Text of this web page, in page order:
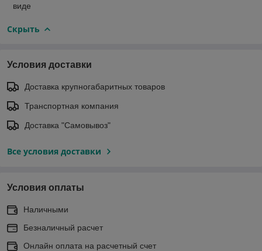
виде
Скрыть
Условия доставки
Доставка крупногабаритных товаров
Транспортная компания
Доставка "Самовывоз"
Все условия доставки
Условия оплаты
Наличными
Безналичный расчет
Онлайн оплата на расчетный счет